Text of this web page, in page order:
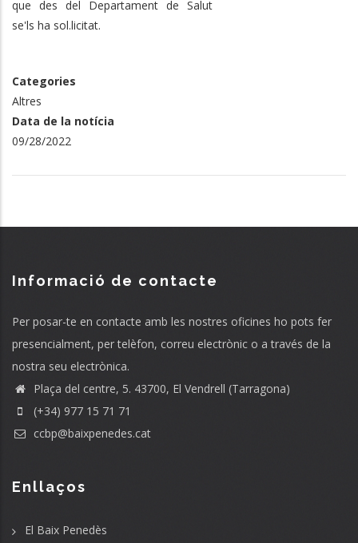
que des del Departament de Salut
se'ls ha sol.licitat.
Categories
Altres
Data de la notícia
09/28/2022
Informació de contacte
Per posar-te en contacte amb les nostres oficines ho pots fer
presencialment, per telèfon, correu electrònic o a través de la
nostra seu electrònica.
Plaça del centre, 5. 43700, El Vendrell (Tarragona)
(+34) 977 15 71 71
ccbp@baixpenedes.cat
Enllaços
El Baix Penedès